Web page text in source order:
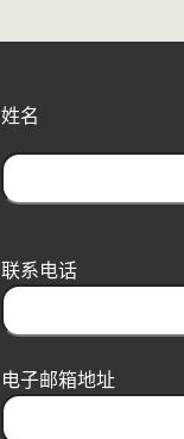
姓名
r
s
t
联系电话
电子邮箱地址